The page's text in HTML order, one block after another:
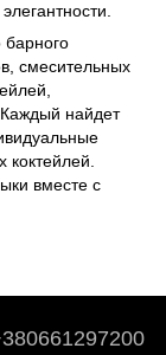
смесительных
найдет
вместе с